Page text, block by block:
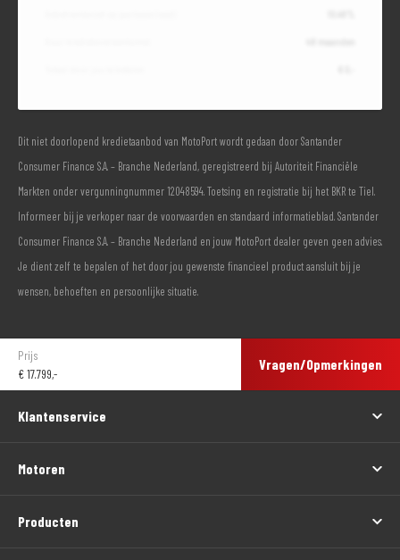
Dit niet doorlopend kredietaanbod van MotoPort wordt gedaan door Santander
Consumer Finance S.A. – Branche Nederland, geregistreerd bij Autoriteit Financiële
Markten onder vergunningnummer 12048594. Toetsing en registratie bij het BKR te Tiel.
Informeer bij je verkoper naar de voorwaarden en standaard informatieblad. Santander
Consumer Finance S.A. – Branche Nederland en jouw MotoPort dealer geven geen advies.
Je dient zelf te bepalen of het door jou gewenste financieel product aansluit bij je
wensen, behoeften en persoonlijke situatie.
Prijs
€17.799,-
Vragen/Opmerkingen
Klantenservice
Motoren
Producten